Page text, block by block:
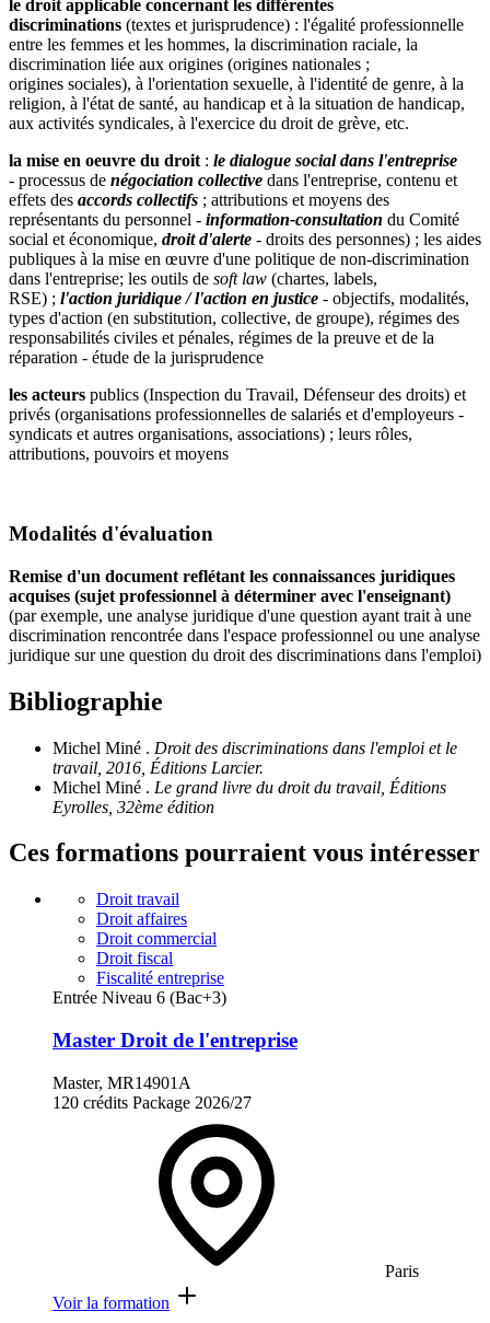
le droit applicable concernant les différentes
discriminations (textes et jurisprudence) : l'égalité professionnelle
entre les femmes et les hommes, la discrimination raciale, la
discrimination liée aux origines (origines nationales ;
origines sociales), à l'orientation sexuelle, à l'identité de genre, à la
religion, à l'état de santé, au handicap et à la situation de handicap,
aux activités syndicales, à l'exercice du droit de grève, etc.
la mise en oeuvre du droit : le dialogue social dans l'entreprise
- processus de négociation collective dans l'entreprise, contenu et
effets des accords collectifs ; attributions et moyens des
représentants du personnel - information-consultation du Comité
social et économique, droit d'alerte - droits des personnes) ; les aides
publiques à la mise en œuvre d'une politique de non-discrimination
dans l'entreprise; les outils de soft law (chartes, labels,
RSE) ; l'action juridique / l'action en justice - objectifs, modalités,
types d'action (en substitution, collective, de groupe), régimes des
responsabilités civiles et pénales, régimes de la preuve et de la
réparation - étude de la jurisprudence
les acteurs publics (Inspection du Travail, Défenseur des droits) et
privés (organisations professionnelles de salariés et d'employeurs -
syndicats et autres organisations, associations) ; leurs rôles,
attributions, pouvoirs et moyens
Modalités d'évaluation
Remise d'un document reflétant les connaissances juridiques
acquises (sujet professionnel à déterminer avec l'enseignant)
(par exemple, une analyse juridique d'une question ayant trait à une
discrimination rencontrée dans l'espace professionnel ou une analyse
juridique sur une question du droit des discriminations dans l'emploi)
Bibliographie
Michel Miné . Droit des discriminations dans l'emploi et le
travail, 2016, Éditions Larcier.
Michel Miné . Le grand livre du droit du travail, Éditions
Eyrolles, 32ème édition
Ces formations pourraient vous intéresser
Droit travail
Droit affaires
Droit commercial
Droit fiscal
Fiscalité entreprise
Entrée Niveau 6 (Bac+3)
Master Droit de l'entreprise
Master, MR14901A
120 crédits Package 2026/27
Paris
Voir la formation